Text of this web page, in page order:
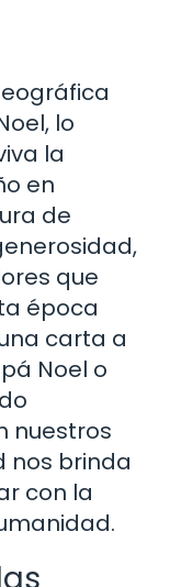
lo
la
en
de
que
época
carta a
Noel o
nuestros
nos brinda
con la